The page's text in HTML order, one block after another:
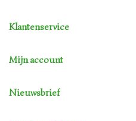
Klantenservice
Mijn account
Nieuwsbrief